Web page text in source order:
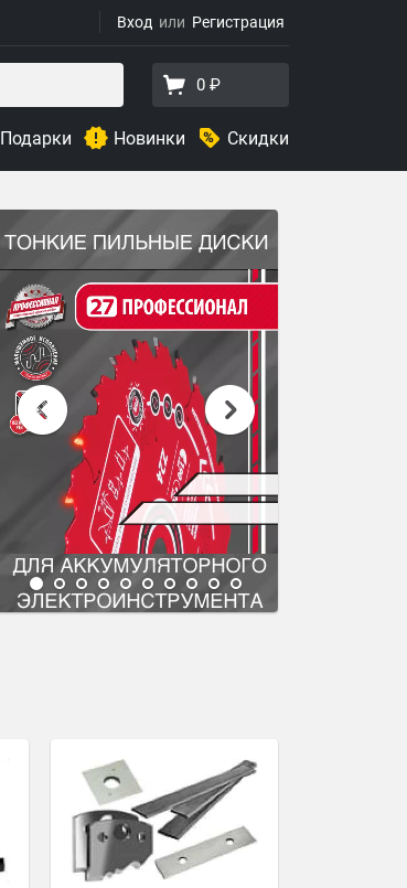
Вход Регистрация
0 ₽
Подарки Новинки Скидки